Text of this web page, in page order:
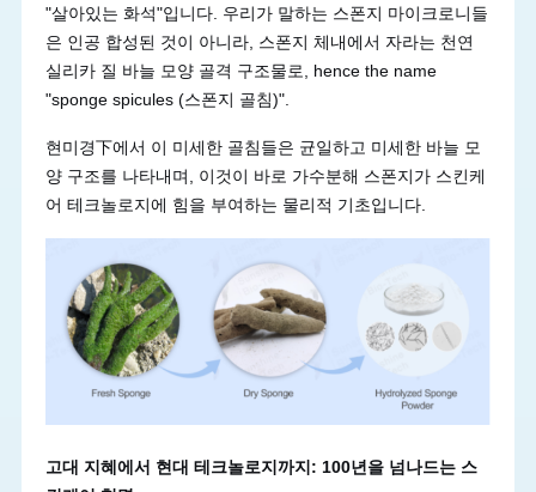
"살아있는 화석"입니다. 우리가 말하는 스폰지 마이크로니들
은 인공 합성된 것이 아니라, 스폰지 체내에서 자라는 천연
실리카 질 바늘 모양 골격 구조물로, hence the name
"sponge spicules (스폰지 골침)".
현미경下에서 이 미세한 골침들은 균일하고 미세한 바늘 모
양 구조를 나타내며, 이것이 바로 가수분해 스폰지가 스킨케
어 테크놀로지에 힘을 부여하는 물리적 기초입니다.
고대 지혜에서 현대 테크놀로지까지: 100년을 넘나드는 스